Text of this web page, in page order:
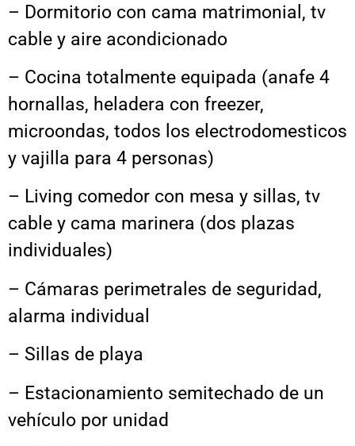
– Dormitorio con cama matrimonial, tv
cable y aire acondicionado
– Cocina totalmente equipada (anafe 4
hornallas, heladera con freezer,
microondas, todos los electrodomesticos
y vajilla para 4 personas)
– Living comedor con mesa y sillas, tv
cable y cama marinera (dos plazas
individuales)
– Cámaras perimetrales de seguridad,
alarma individual
– Sillas de playa
– Estacionamiento semitechado de un
vehículo por unidad